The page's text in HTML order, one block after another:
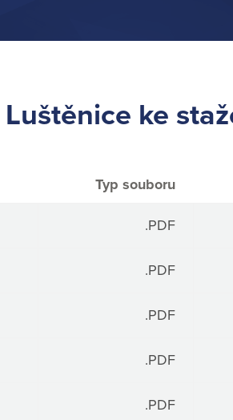
ke
Typ souboru
.PDF
.PDF
.PDF
.PDF
.PDF